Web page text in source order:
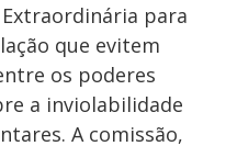
para
que evitem
os poderes
a inviolabilidade
A comissão,